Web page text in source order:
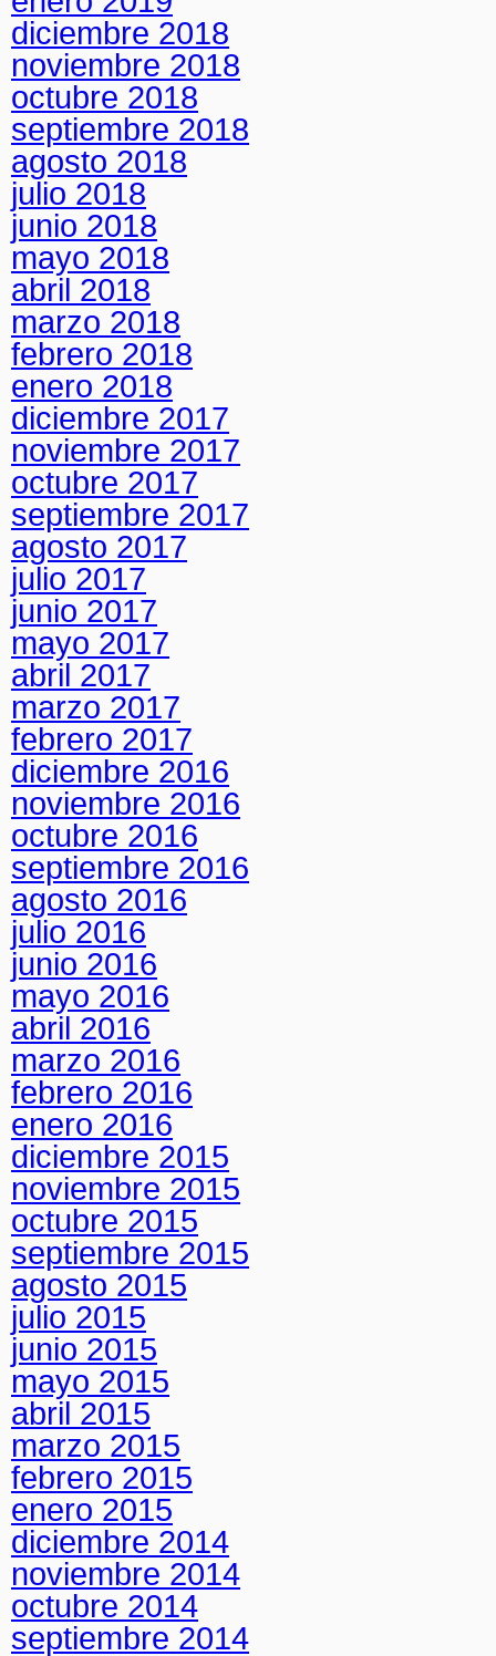
diciembre 2018
noviembre 2018
octubre 2018
septiembre 2018
agosto 2018
julio 2018
junio 2018
mayo 2018
abril 2018
marzo 2018
febrero 2018
enero 2018
diciembre 2017
noviembre 2017
octubre 2017
septiembre 2017
agosto 2017
julio 2017
junio 2017
mayo 2017
abril 2017
marzo 2017
febrero 2017
diciembre 2016
noviembre 2016
octubre 2016
septiembre 2016
agosto 2016
julio 2016
junio 2016
mayo 2016
abril 2016
marzo 2016
febrero 2016
enero 2016
diciembre 2015
noviembre 2015
octubre 2015
septiembre 2015
agosto 2015
julio 2015
junio 2015
mayo 2015
abril 2015
marzo 2015
febrero 2015
enero 2015
diciembre 2014
noviembre 2014
octubre 2014
septiembre 2014